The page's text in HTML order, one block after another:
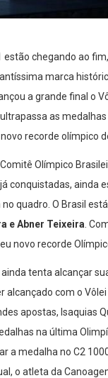
estão chegando ao
marca
a grande final o
as
recorde olímpico
Olímpico
conquistadas, ainda
quadro. O Brasil
e Abner Teixeira .
novo recorde
tenta alcançar
alcançado com o
apostas, Isaquias
na última
a medalha no C2
o atleta da